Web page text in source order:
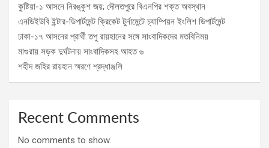
কুষ্টিয়া-১ আসনে নিরঙ্কুশ জয়; দৌলতপুরে বিএনপির শক্ত অবস্থান
এনডিইউবি ইন্টার-ডিপার্টমেন্ট ক্রিকেট টুর্নামেন্টে চ্যাম্পিয়ন ইংলিশ ডিপার্টমেন্ট
ঢাকা-১৭ আসনের প্রার্থী তপু রায়হানের সঙ্গে সাংবাদিকদের মতবিনিময়
মাগুরায় সড়ক দুর্ঘটনায় সাংবাদিকসহ আহত ৬
শহীদ জহির রায়হান স্মরণে শ্রদ্ধাঞ্জলি
Recent Comments
No comments to show.